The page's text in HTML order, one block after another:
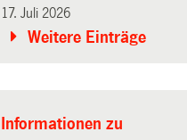
17. Juli 2026
Weitere Einträge
Informationen zu